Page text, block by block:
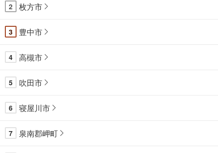
2 枚方市
3 豊中市
4 高槻市
5 吹田市
6 寝屋川市
7 泉南郡岬町